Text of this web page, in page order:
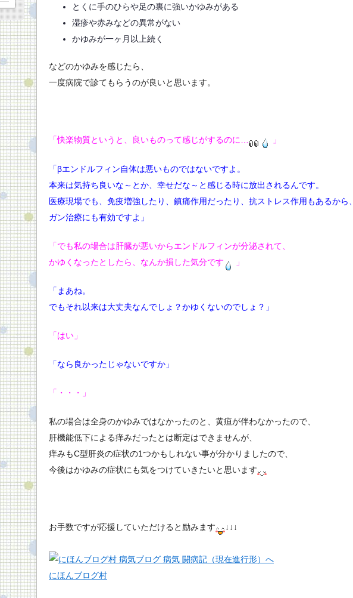
とくに手のひらや足の裏に強いかゆみがある
湿疹や赤みなどの異常がない
かゆみが一ヶ月以上続く
などのかゆみを感じたら、
一度病院で診てもらうのが良いと思います。
「快楽物質というと、良いものって感じがするのに… 」
「βエンドルフィン自体は悪いものではないですよ。
本来は気持ち良いな～とか、幸せだな～と感じる時に放出されるんです。
医療現場でも、免疫増強したり、鎮痛作用だったり、抗ストレス作用もあるから、
ガン治療にも有効ですよ」
「でも私の場合は肝臓が悪いからエンドルフィンが分泌されて、
かゆくなったとしたら、なんか損した気分です
」
「まあね。
でもそれ以来は大丈夫なんでしょ？かゆくないのでしょ？」
「はい」
「なら良かったじゃないですか」
「・・・」
私の場合は全身のかゆみではなかったのと、黄疸が伴わなかったので、
肝機能低下による痒みだったとは断定はできませんが、
痒みもC型肝炎の症状の1つかもしれない事が分かりましたので、
今後はかゆみの症状にも気をつけていきたいと思います
お手数ですが応援していただけると励みます ↓↓↓
にほんブログ村